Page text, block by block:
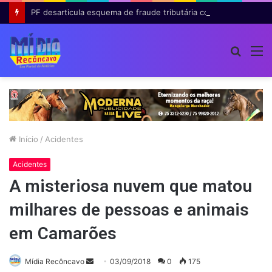
Início / Acidentes
Acidentes
A misteriosa nuvem que matou
milhares de pessoas e animais
em Camarões
Mídia Recôncavo
Mande03/09/2018 0 175